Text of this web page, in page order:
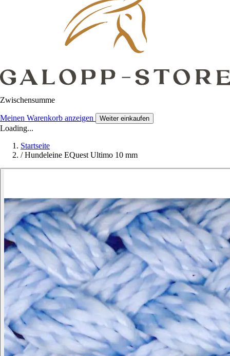
Zwischensumme
Meinen Warenkorb anzeigen Weiter einkaufen
Loading...
Startseite
/ Hundeleine EQuest Ultimo 10 mm